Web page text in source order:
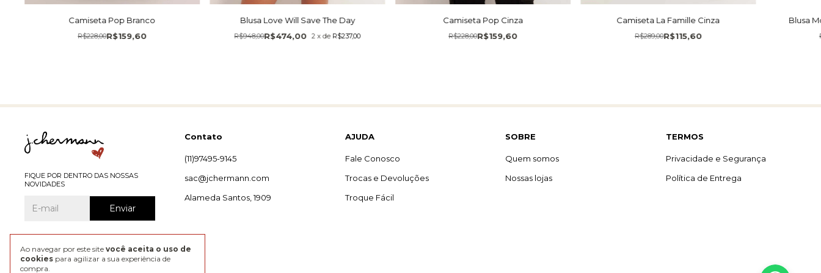
Ao navegar por este site você aceita o uso de
cookies para agilizar a sua experiência de
compra.
Camiseta Pop Branco
R$159,60
R$228,00
Blusa Love Will Save The Day
R$474,00
R$948,00 2 xde R$237,00
Camiseta Pop Cinza
R$159,60
R$228,00
Camiseta La Famille Cinza
R$115,60
R$289,00
Blusa
FIQUE POR DENTRO DAS NOSSAS
NOVIDADES
Contato
(11)97495-9145
sac@jchermann.com
Alameda Santos, 1909
AJUDA
Fale Conosco
Trocas e Devoluções
Troque Fácil
SOBRE
Quem somos
Nossas lojas
TERMOS
Privacidade e Segurança
Política de Entrega